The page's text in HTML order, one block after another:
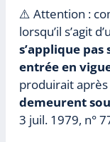
⚠️ Attention :
lorsqu’il s’agit
s’applique pas
entrée en
produirait après
demeurent
3 juil. 1979, n°